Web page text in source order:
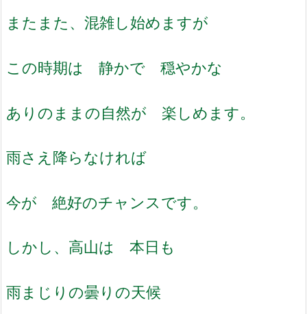
またまた、混雑し始めますが
この時期は 静かで 穏やかな
ありのままの自然が 楽しめます。
雨さえ降らなければ
今が 絶好のチャンスです。
しかし、高山は 本日も
雨まじりの曇りの天候